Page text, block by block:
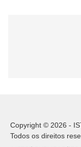
Copyright © 2026 -
Todos os direitos